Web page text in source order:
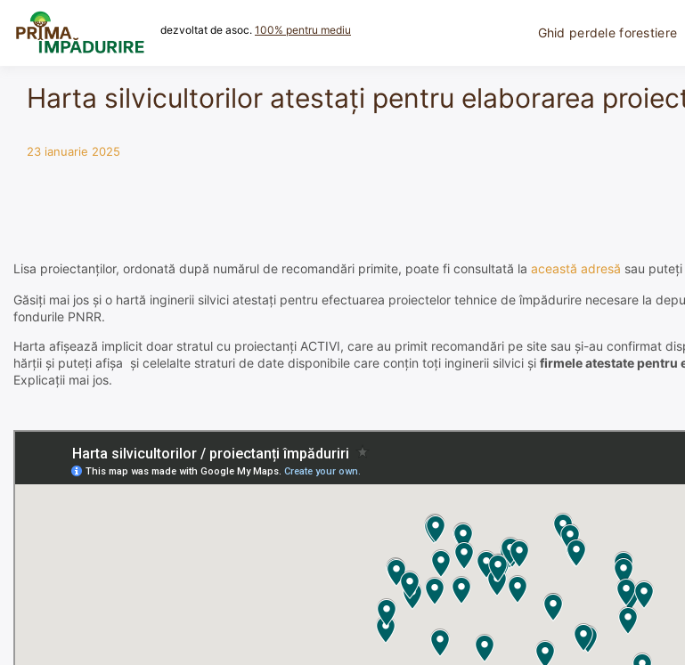
content
dezvoltat de asoc. 100% pentru mediu Ghid perdele forestiere
Harta silvicultorilor atestați pentru elaborarea
23 ianuarie 2025
Lisa proiectanților, ordonată după numărul de recomandări primite, poate fi consultată la această adresă sau
Găsiți mai jos și o hartă inginerii silvici atestați pentru efectuarea proiectelor tehnice de împădurire necesare la
fondurile PNRR.
Harta afișează implicit doar stratul cu proiectanți ACTIVI, care au primit recomandări pe site sau și-au confirmat
hărții și puteți afișa și celelalte straturi de date disponibile care conțin toți inginerii silvici și firmele atestate pentru
Explicații mai jos.